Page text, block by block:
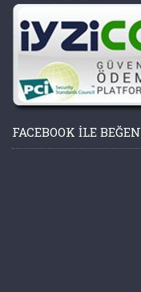
FACEBOOK ILE BEĞEN